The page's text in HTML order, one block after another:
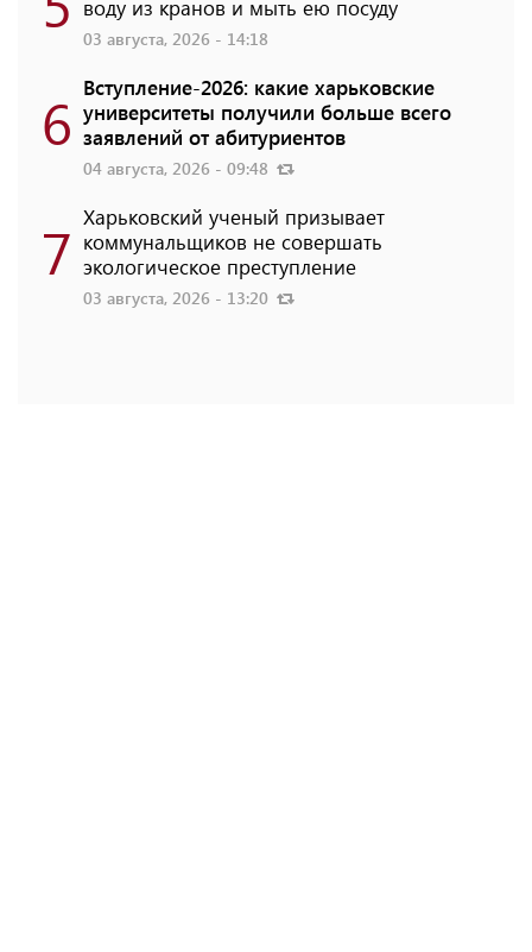
воду из кранов и мыть ею посуду
03 августа, 2026 - 14:18
6 Вступление-2026: какие харьковские
университеты получили больше всего
заявлений от абитуриентов
04 августа, 2026 - 09:48
7 Харьковский ученый призывает
коммунальщиков не совершать
экологическое преступление
03 августа, 2026 - 13:20